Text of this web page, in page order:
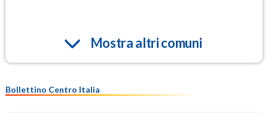
Mostra altri comuni
Bollettino Centro Italia